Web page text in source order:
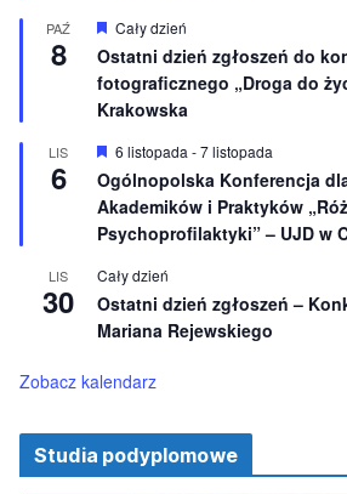
n
o
n
e
PAŹ
8
W
r
ó
ż
n
i
o
n
e
Cały dzień
Ostatni dzień zgłoszeń do
fotograficznego „Droga do
Krakowska
LIS
6
W
r
ó
ż
n
o
n
e
6 listopada -7 listopada
Ogólnopolska Konferencja
Akademików i Praktyków
Psychoprofilaktyki” – UJD w
LIS
30
Cały dzień
Ostatni dzień zgłoszeń –
Mariana Rejewskiego
Zobacz kalendarz
Studia podyplomowe